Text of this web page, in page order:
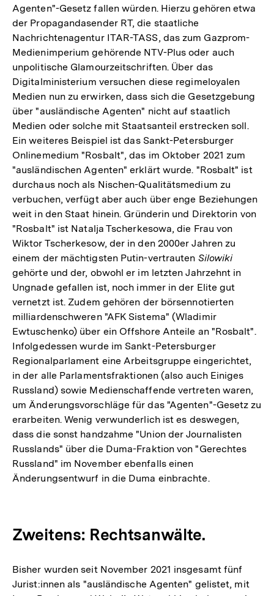
Agenten"-Gesetz fallen würden. Hierzu gehören etwa
der Propagandasender RT, die staatliche
Nachrichtenagentur ITAR-TASS, das zum Gazprom-
Medienimperium gehörende NTV-Plus oder auch
unpolitische Glamourzeitschriften. Über das
Digitalministerium versuchen diese regimeloyalen
Medien nun zu erwirken, dass sich die Gesetzgebung
über "ausländische Agenten" nicht auf staatlich
Medien oder solche mit Staatsanteil erstrecken soll.
Ein weiteres Beispiel ist das Sankt-Petersburger
Onlinemedium "Rosbalt", das im Oktober 2021 zum
"ausländischen Agenten" erklärt wurde. "Rosbalt" ist
durchaus noch als Nischen-Qualitätsmedium zu
verbuchen, verfügt aber auch über enge Beziehungen
weit in den Staat hinein. Gründerin und Direktorin von
"Rosbalt" ist Natalja Tscherkesowa, die Frau von
Wiktor Tscherkesow, der in den 2000er Jahren zu
einem der mächtigsten Putin-vertrauten Silowiki
gehörte und der, obwohl er im letzten Jahrzehnt in
Ungnade gefallen ist, noch immer in der Elite gut
vernetzt ist. Zudem gehören der börsennotierten
milliardenschweren "AFK Sistema" (Wladimir
Ewtuschenko) über ein Offshore Anteile an "Rosbalt".
Infolgedessen wurde im Sankt-Petersburger
Regionalparlament eine Arbeitsgruppe eingerichtet,
in der alle Parlamentsfraktionen (also auch Einiges
Russland) sowie Medienschaffende vertreten waren,
um Änderungsvorschläge für das "Agenten"-Gesetz zu
erarbeiten. Wenig verwunderlich ist es deswegen,
dass die sonst handzahme "Union der Journalisten
Russlands" über die Duma-Fraktion von "Gerechtes
Russland" im November ebenfalls einen
Änderungsentwurf in die Duma einbrachte.
Zweitens: Rechtsanwälte.
Bisher wurden seit November 2021 insgesamt fünf
Jurist:innen als "ausländische Agenten" gelistet, mit